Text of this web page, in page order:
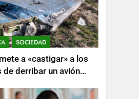
SOCIEDAD
a «castigar» a los
de derribar un avión